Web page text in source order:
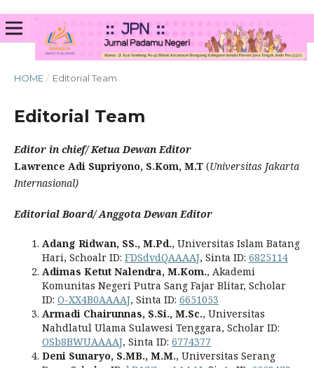
HOME / Editorial Team
Editorial Team
Editor in chief/ Ketua Dewan Editor
Lawrence Adi Supriyono, S.Kom, M.T (Universitas Jakarta
Internasional)
Editorial Board/ Anggota Dewan Editor
Adang Ridwan, SS., M.Pd., Universitas Islam Batang
Hari, Schoalr ID: FDSdvdQAAAAJ, Sinta ID: 6825114
Adimas Ketut Nalendra, M.Kom., Akademi
Komunitas Negeri Putra Sang Fajar Blitar, Scholar
ID: O-XX4B0AAAAJ, Sinta ID: 6651053
Armadi Chairunnas, S.Si., M.Sc., Universitas
Nahdlatul Ulama Sulawesi Tenggara, Scholar ID:
OSb8BWUAAAAJ, Sinta ID: 6774377
Deni Sunaryo, S.MB., M.M., Universitas Serang